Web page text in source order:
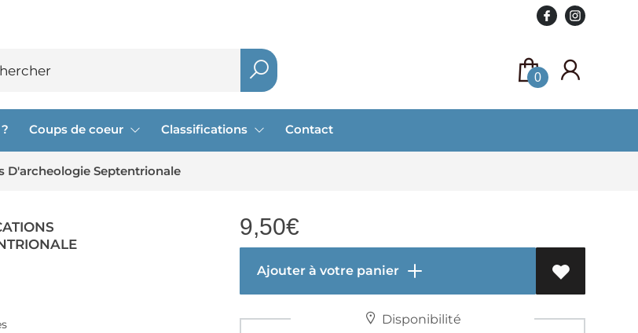
0
Coups de coeur Classifications Contact
D'archeologie Septentrionale
9,50€
Ajouter à votre panier
Disponibilité